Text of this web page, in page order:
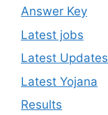
Answer Key
Latest jobs
Latest Updates
Latest Yojana
Results